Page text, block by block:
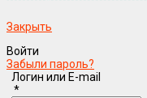
Закрыть
Войти
Забыли пароль?
Логин или E-mail
*